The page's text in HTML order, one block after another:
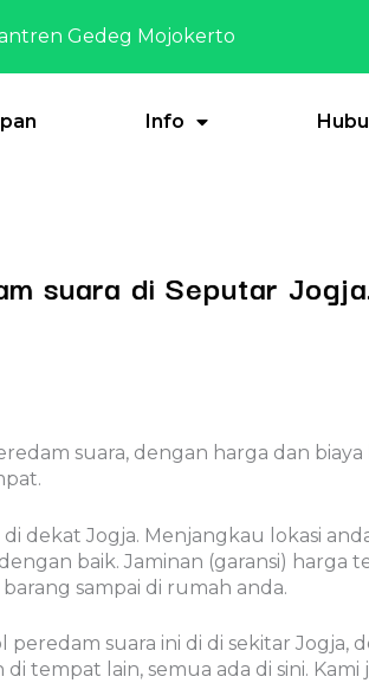
Gedeg Mojokerto
Info
suara di Seputar
suara, dengan harga dan
dekat Jogja. Menjangkau lokasi
baik. Jaminan (garansi) harga
sampai di rumah anda.
peredam suara ini di di sekitar
di tempat lain, semua ada di sini.